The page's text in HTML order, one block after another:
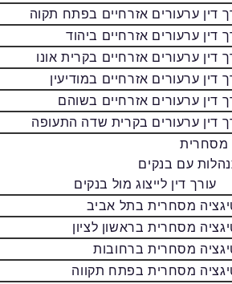
דין ערעורים אזרחיים בפתח תקוה
דין ערעורים אזרחיים ביהוד
דין ערעורים אזרחיים בקרית אונו
דין ערעורים אזרחיים במודיעין
דין ערעורים אזרחיים בשוהם
דין ערעורים בקרית שדה התעופה
מסחרית
עם בנקים
עורך דין לייצוג מול בנקים
מסחרית בתל אביב
מסחרית בראשון לציון
מסחרית ברחובות
מסחרית בפתח תקווה